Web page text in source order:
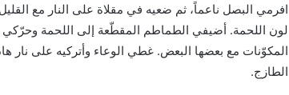
افرمي البصل ناعماً، ثم ضعيه في مقلاة على النار مع
لون اللحمة. أضيفي الطماطم المقطّعة إلى اللحمة وحرّكي
المكوّنات مع بعضها البعض. غطي الوعاء وأتركيه على نار
الطازج.